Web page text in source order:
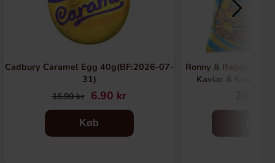
Cadbury Caramel Egg 40g(BF:2026-07-
31)
16.90 kr 6.90 kr
Køb
Ronny & Ragge
Kaviar &